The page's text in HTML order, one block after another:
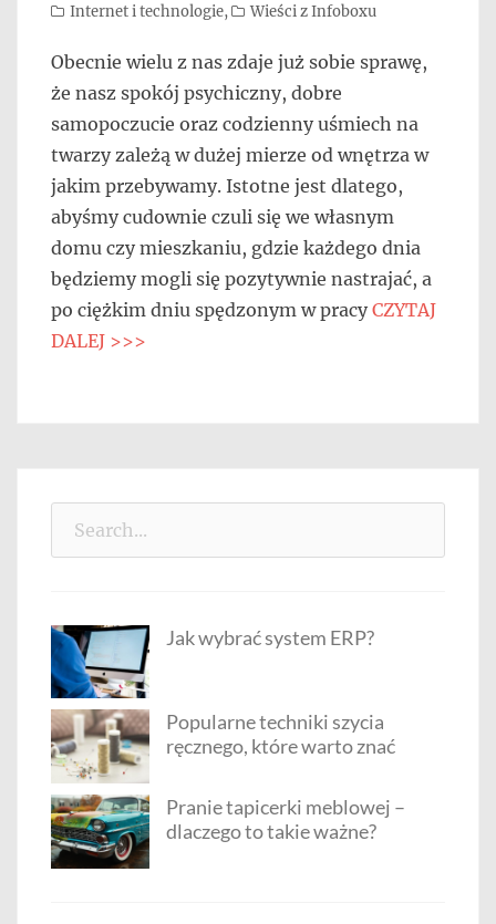
on
Categories
Internet i technologie, Wieści z Infoboxu
Obecnie wielu z nas zdaje już sobie sprawę,
że nasz spokój psychiczny, dobre
samopoczucie oraz codzienny uśmiech na
twarzy zależą w dużej mierze od wnętrza w
jakim przebywamy. Istotne jest dlatego,
abyśmy cudownie czuli się we własnym
domu czy mieszkaniu, gdzie każdego dnia
będziemy mogli się pozytywnie nastrajać, a
po ciężkim dniu spędzonym w pracy CZYTAJ
DALEJ >>>
Jak wybrać system ERP?
Popularne techniki szycia
ręcznego, które warto znać
Pranie tapicerki meblowej –
dlaczego to takie ważne?